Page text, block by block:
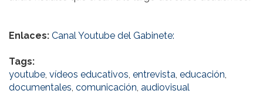
Enlaces: Canal Youtube del Gabinete:
Tags:
youtube, vídeos educativos, entrevista, educación,
documentales, comunicación, audiovisual